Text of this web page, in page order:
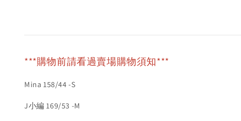
***購物前請看過賣場購物須知***
Mina 158/44 -S
J小編 169/53 -M